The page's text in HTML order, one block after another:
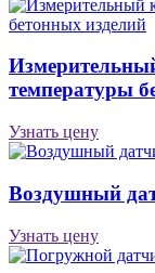
температуры
Узнать цену
Воздушный
Узнать цену